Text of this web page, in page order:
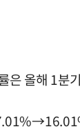
은 올해 1분